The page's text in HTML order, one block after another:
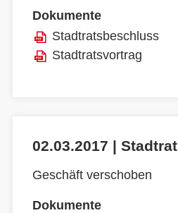
Dokumente
Stadtratsbeschluss
Stadtratsvortrag
02.03.2017 | Stadtrat
Geschäft verschoben
Dokumente